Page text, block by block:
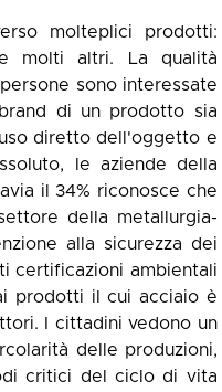
molteplici prodotti:
molti altri. La qualità
sono interessate
di un prodotto sia
diretto dell'oggetto e
le aziende della
il 34% riconosce che
della metallurgia-
alla sicurezza dei
certificazioni ambientali
prodotti il cui acciaio è
I cittadini vedono un
delle produzioni,
critici del ciclo di vita